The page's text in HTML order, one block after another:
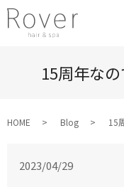
15周年な
HOME Blog 15
2023/04/29